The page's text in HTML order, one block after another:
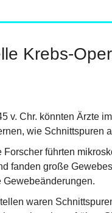
Krebs-
v. Chr. könnten Ärzte
wie Schnittspuren
Forscher führten
fanden große
Gewebeänderungen.
waren